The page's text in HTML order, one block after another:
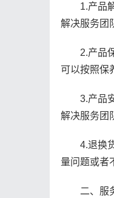
1.产品解
解决服务团
2.产品保
可以按照保
3.产品安
解决服务团
4.退换货
量问题或者
二、服